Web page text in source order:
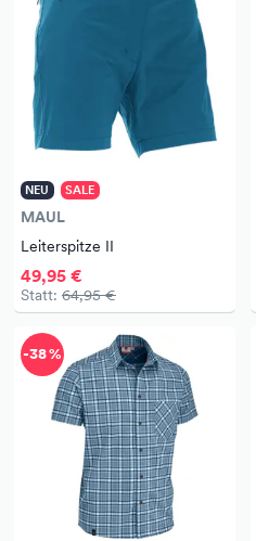
NEU SALE
MAUL
Leiterspitze II
49,95 €
Statt: 64,95 €
-38 %